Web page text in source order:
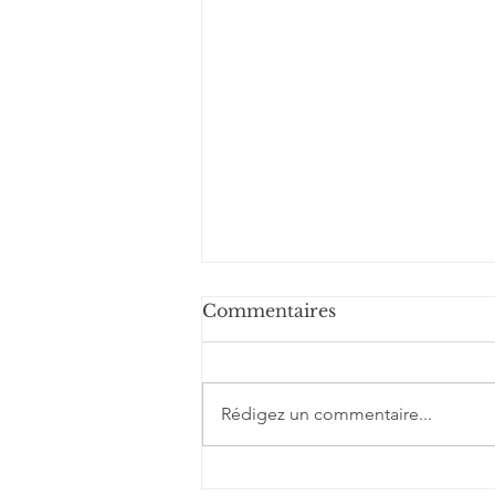
Commentaires
Rédigez un commentaire...